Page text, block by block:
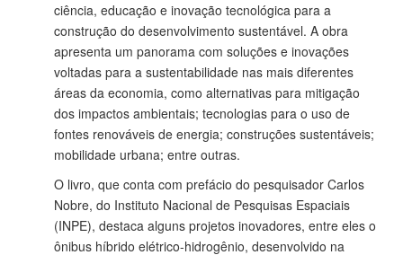
ciência, educação e inovação tecnológica para a
construção do desenvolvimento sustentável. A obra
apresenta um panorama com soluções e inovações
voltadas para a sustentabilidade nas mais diferentes
áreas da economia, como alternativas para mitigação
dos impactos ambientais; tecnologias para o uso de
fontes renováveis de energia; construções sustentáveis;
mobilidade urbana; entre outras.
O livro, que conta com prefácio do pesquisador Carlos
Nobre, do Instituto Nacional de Pesquisas Espaciais
(INPE), destaca alguns projetos inovadores, entre eles o
ônibus híbrido elétrico-hidrogênio, desenvolvido na